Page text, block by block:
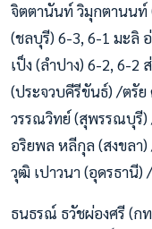
จิตตานันท์ วิมุกตานน
(ชลบุรี) 6-3, 6-1 มะลิ
เป็ง (ลำปาง) 6-2, 6-2
(ประจวบคีรีขันธ์) /ตรั
วรรณวิทย์ (สุพรรณบุรี)
อริยพล หลีกุล (สงขลา
วุฒิ เปาวนา (อุดรธานี
ธนธรณ์ ธวัชผ่องศรี (ก